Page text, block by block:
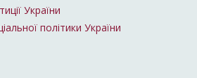
України
політики України